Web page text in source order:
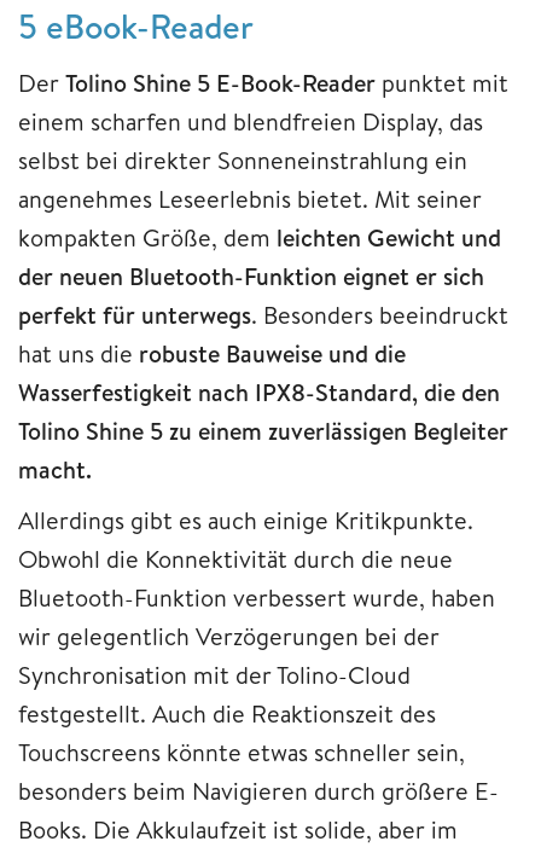
5 eBook-Reader
DerTolino Shine 5 E-Book-Reader punktet mit
einem scharfen und blendfreien Display, das
selbst bei direkter Sonneneinstrahlung ein
angenehmes Leseerlebnis bietet. Mit seiner
kompakten Größe, dem leichten Gewicht und
der neuen Bluetooth-Funktion eignet er sich
perfekt für unterwegs. Besonders beeindruckt
hat uns die robuste Bauweise und die
Wasserfestigkeit nach IPX8-Standard, die den
Tolino Shine 5 zu einem zuverlässigen Begleiter
macht.
Allerdings gibt es auch einige Kritikpunkte.
Obwohl die Konnektivität durch die neue
Bluetooth-Funktion verbessert wurde, haben
wir gelegentlich Verzögerungen bei der
Synchronisation mit der Tolino-Cloud
festgestellt. Auch die Reaktionszeit des
Touchscreens könnte etwas schneller sein,
besonders beim Navigieren durch größere E-
Books. Die Akkulaufzeit ist solide, aber im